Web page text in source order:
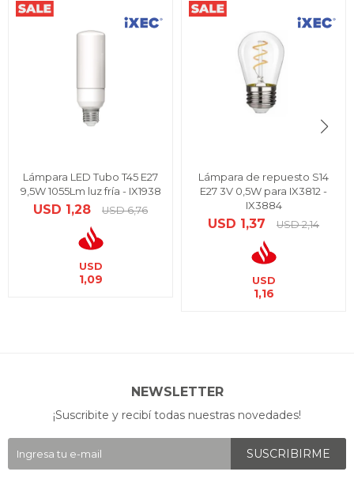
Lámpara LED Tubo T45 E27
9,5W 1055Lm luz fría - IX1938
USD 1,28 USD 6,76
USD
1,09
Lámpara de repuesto S14
E27 3V 0,5W para IX3812 -
IX3884
USD 1,37 USD 2,14
USD
1,16
NEWSLETTER
¡Suscribite y recibí todas nuestras novedades!
SUSCRIBIRME